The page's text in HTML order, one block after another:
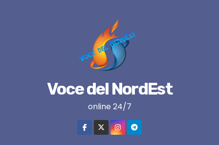
Voce del NordEst
online 24/7